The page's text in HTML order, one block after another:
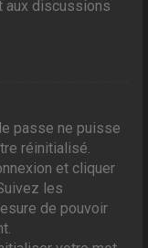
aux discussions
passe ne puisse
réinitialisé.
et cliquer
les
de pouvoir